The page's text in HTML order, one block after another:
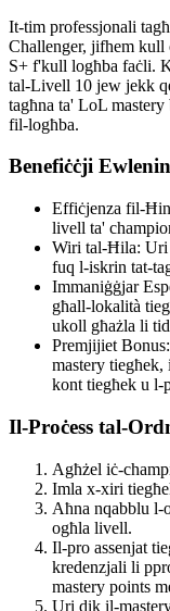
It-tim professjonali
Challenger, jifhem
S+ f'kull logħba faċli.
tal-Livell 10 jew jekk
tagħna ta' LoL
fil-logħba.
Benefiċċji
Effiċjenza fil-
livell ta'
Wiri tal-Ħila: Uri
fuq l-iskrin tat-
Immaniġġjar
għall-lokalità
ukoll għażla li
Premjijiet
mastery
kont tiegħek u l-
Il-Proċess tal-
Agħżel iċ-
Imla x-xiri
Aħna nqabblu l-
ogħla livell.
Il-pro assenjat
kredenzjali li
mastery points
Uri dik il-